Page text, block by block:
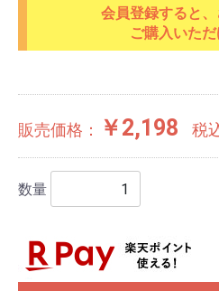
会員登録すると、
ご購入いただ
販売価格： ￥2,198 税
数量